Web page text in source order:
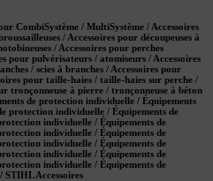
CombiSystème / MultiSystème / Accessoires
/ Accessoires pour découpeuses à
/ Accessoires pour perches
pour pulvérisateurs / atomiseurs / Accessoires
/ scies à branches / Accessoires pour
pour taille-haies / taille-haies sur perche /
tronçonneuse à pierre / tronçonneuse à béton
de protection individuelle / Équipements
protection individuelle / Équipements de
individuelle / Équipements de
individuelle / Équipements de
individuelle / Équipements de
individuelle / Équipements de
individuelle / Équipements de
Accessoires